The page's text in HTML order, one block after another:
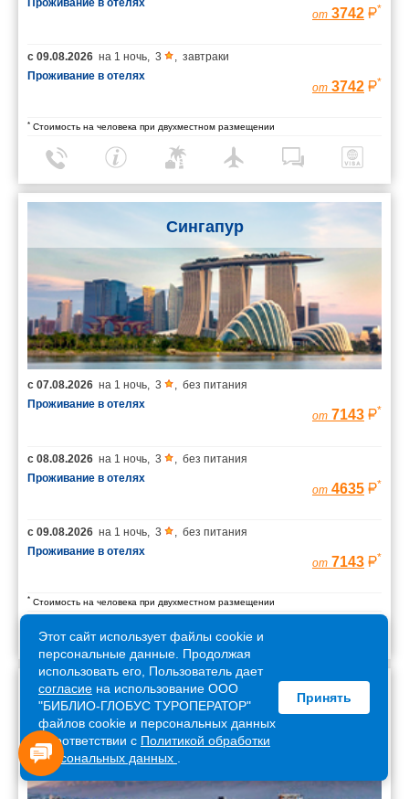
Проживание в отелях
от 3742 *
с 09.08.2026 на 1 ночь, 3 , завтраки
Проживание в отелях
от 3742 *
* Стоимость на человека при двухместном размещении
Сингапур
с 07.08.2026 на 1 ночь 3
без питания
Проживание в отелях
от 7143 *
с 08.08.2026 на 1 ночь 3
без питания
Проживание в отелях
от 4635 *
с 09.08.2026 на 1 ночь 3
без питания
Проживание в отелях
от 7143 *
* Стоимость на человека при двухместном размещении
Армения
Этот сайт использует файлы cookie и
персональные данные. Продолжая
использовать его, Пользователь дает
согласие на использование ООО
"БИБЛИО-ГЛОБУС ТУРОПЕРАТОР"
файлов cookie и персональных данных
в соответствии с Политикой обработки
персональных данных
Принять